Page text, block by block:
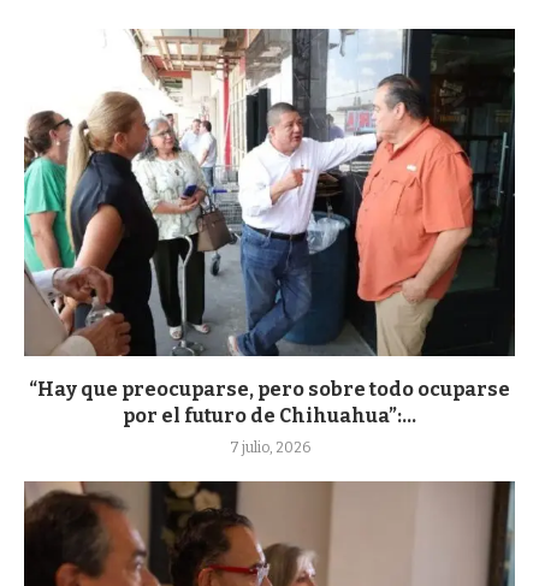
“Hay que preocuparse, pero sobre todo ocuparse
por el futuro de Chihuahua”:...
7 julio, 2026